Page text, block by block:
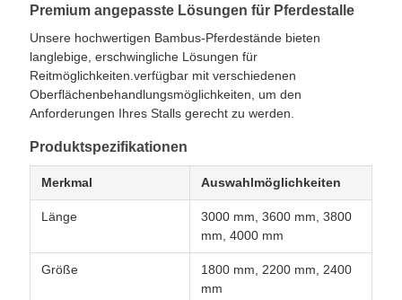
Premium angepasste Lösungen für Pferdestalle
Unsere hochwertigen Bambus-Pferdestände bieten
langlebige, erschwingliche Lösungen für
Reitmöglichkeiten.verfügbar mit verschiedenen
Oberflächenbehandlungsmöglichkeiten, um den
Anforderungen Ihres Stalls gerecht zu werden.
Produktspezifikationen
Merkmal Auswahlmöglichkeiten
Länge
3000 mm, 3600 mm, 3800
mm, 4000 mm
Größe
1800 mm, 2200 mm, 2400
mm